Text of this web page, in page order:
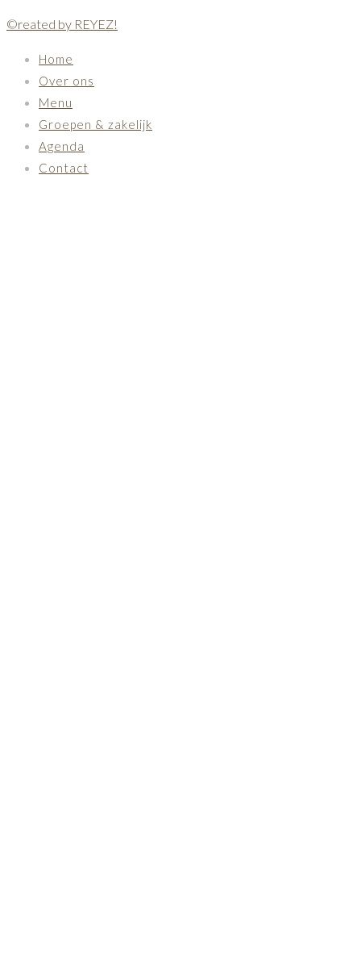
©reated by REYEZ!
Home
Over ons
Menu
Groepen & zakelijk
Agenda
Contact